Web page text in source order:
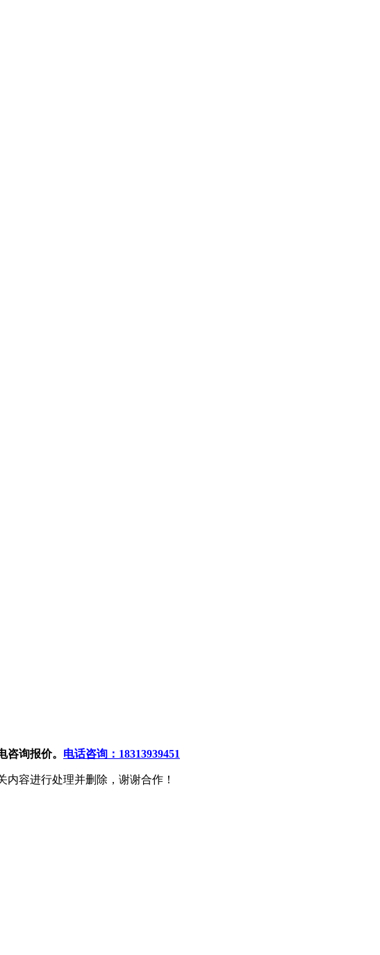
询报价。 电话咨询：18313939451
容进行处理并删除，谢谢合作！